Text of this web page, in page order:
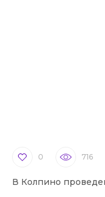
0 716
В Колпино